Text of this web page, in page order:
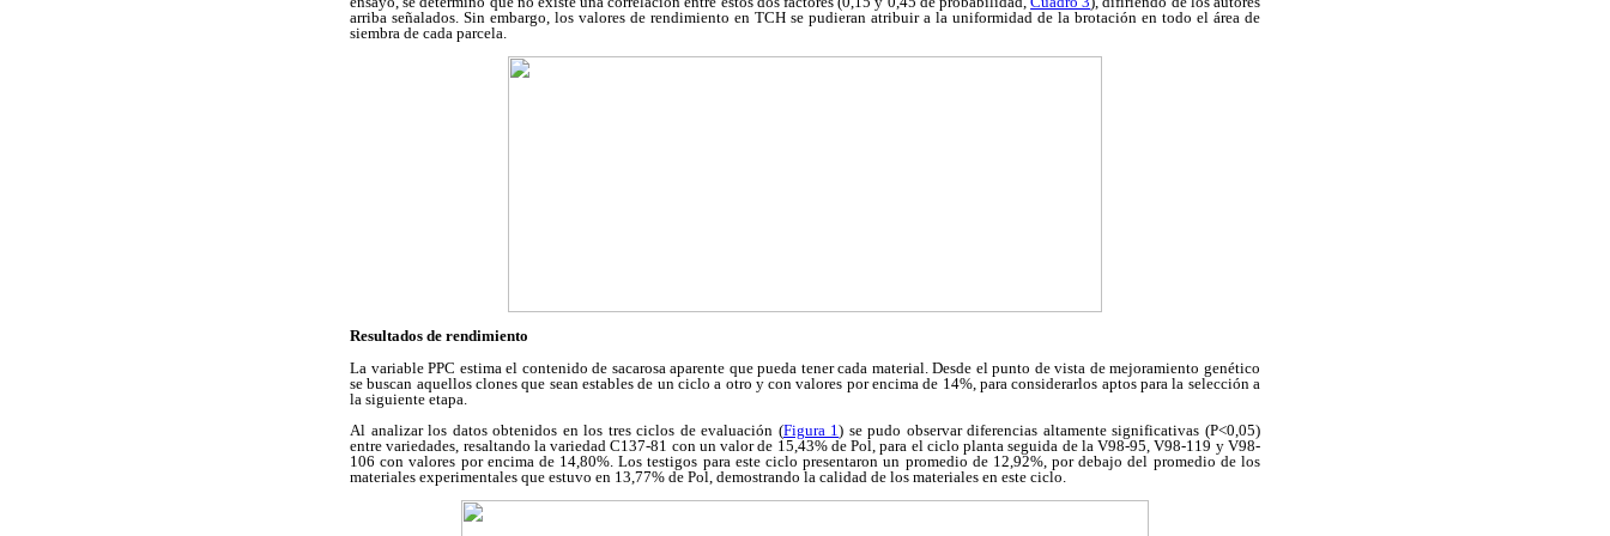
arriba señalados. Sin embargo, los valores de rendimiento en TCH se pudieran atribuir a la uniformidad de la brotación en todo el área de
siembra de cada parcela.
Resultados de rendimiento
La variable PPC estima el contenido de sacarosa aparente que pueda tener cada material. Desde el punto de vista de mejoramiento genético
se buscan aquellos clones que sean estables de un ciclo a otro y con valores por encima de 14%, para considerarlos aptos para la selección a
la siguiente etapa.
Al analizar los datos obtenidos en los tres ciclos de evaluación (Figura 1) se pudo observar diferencias altamente significativas (P<0,05)
entre variedades, resaltando la variedad C137-81 con un valor de 15,43% de Pol, para el ciclo planta seguida de la V98-95, V98-119 y V98-
106 con valores por encima de 14,80%. Los testigos para este ciclo presentaron un promedio de 12,92%, por debajo del promedio de los
materiales experimentales que estuvo en 13,77% de Pol, demostrando la calidad de los materiales en este ciclo.